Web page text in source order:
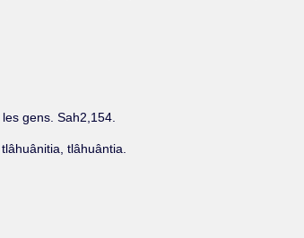
gens. Sah2,154.
tlâhuântia.